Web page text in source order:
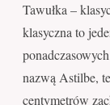
Tawułka –
klasyczna to
nazwą Astilbe,
centymetrów